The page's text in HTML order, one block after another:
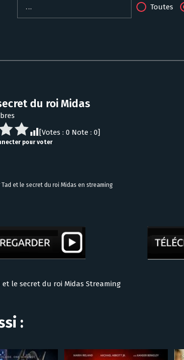
Toutes
du roi Midas
[Votes : 0 Note : 0]
pour voter
Tad et le secret du roi Midas en streaming
et le secret du roi Midas Streaming
: